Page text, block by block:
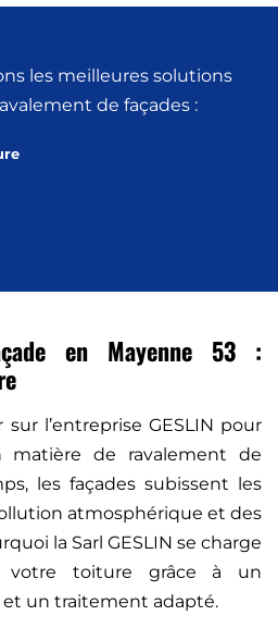
les meilleures solutions
de façades :
en Mayenne 53 :
l’entreprise GESLIN pour
matière de ravalement de
les façades subissent les
atmosphérique et des
la Sarl GESLIN se charge
toiture grâce à un
un traitement adapté.